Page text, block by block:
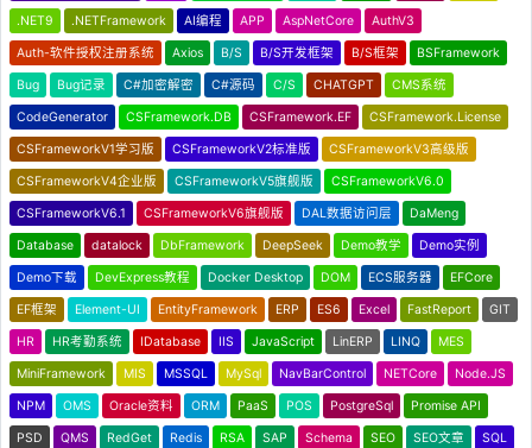
.NET9 .NETFramework AI编程 APP AspNetCore AuthV3
Auth-软件授权注册系统 Axios B/S B/S开发框架 B/S框架 BSFramework
Bug Bug记录 C#加密解密 C#源码 C/S CHATGPT CMS系统
CodeGenerator CSFramework.DB CSFramework.EF CSFramework.License
CSFrameworkV1学习版 CSFrameworkV2标准版 CSFrameworkV3高级版
CSFrameworkV4企业版 CSFrameworkV5旗舰版 CSFrameworkV6.0
CSFrameworkV6.1 CSFrameworkV6旗舰版 DAL数据访问层 DaMeng
Database datalock DbFramework DeepSeek Demo教学 Demo实例
Demo下载 DevExpress教程 Docker Desktop DOM ECS服务器 EFCore
EF框架 Element-UI EntityFramework ERP ES6 Excel FastReport GIT
HR HR考勤系统 IDatabase IIS JavaScript LinERP LINQ MES
MiniFramework MIS MSSQL MySql NavBarControl NETCore Node.JS
NPM OMS Oracle资料 ORM PaaS POS PostgreSql Promise API
PSD QMS RedGet Redis RSA SAP Schema SEO SEO文章 SQL